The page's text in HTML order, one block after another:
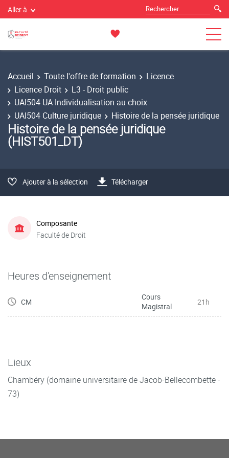
Aller à
Accueil Toute l'offre de formation
Licence
Licence Droit
L3 - Droit public
UAI504 UA Individualisation au choix
UAI504 Culture juridique
Histoire de la pensée juridique
Histoire de la pensée juridique
(HIST501_DT)
Ajouter à la sélection Télécharger
Composante
Faculté de Droit
Heures d'enseignement
CM
Cours
Magistral
21h
Lieux
Chambéry (domaine universitaire de Jacob-Bellecombette -
73)